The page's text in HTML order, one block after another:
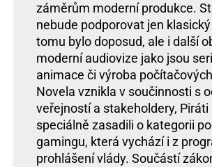
záměrům moderní produkce.
nebude podporovat jen
tomu bylo doposud, ale i další
moderní audiovize jako jsou
animace či výroba
Novela vznikla v součinnosti s
veřejností a stakeholdery, Piráti
speciálně zasadili o kategorii
gamingu, která vychází i z
prohlášení vlády. Součástí